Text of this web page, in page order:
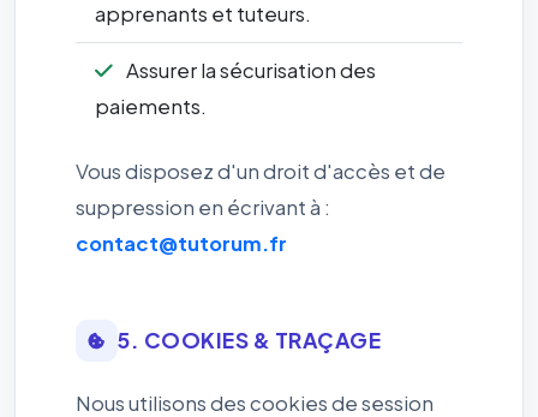
apprenants et tuteurs.
Assurer la sécurisation des
paiements.
Vous disposez d'un droit d'accès et de
suppression en écrivant à :
contact@tutorum.fr
5. COOKIES & TRAÇAGE
Nous utilisons des cookies de session